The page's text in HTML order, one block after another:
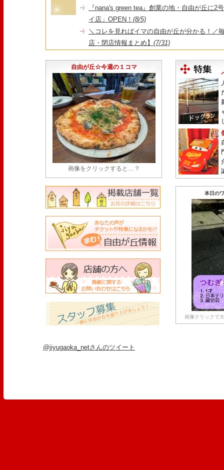
『nana's green tea』創業の地・自由が丘に2
イ店」OPEN！ (8/5)
＼コレを見ればイマの自由が丘が分かる！／
店・閉店情報まとめ】 (7/31)
永久パス配布も！
自由が丘☆今週の１コマ
画像をクリックすると…？
本日の
画像クリックで
@jiyugaoka_netさんのツイート